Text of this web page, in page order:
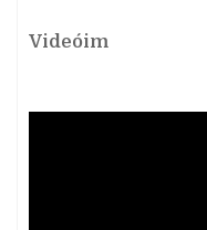
Videóim